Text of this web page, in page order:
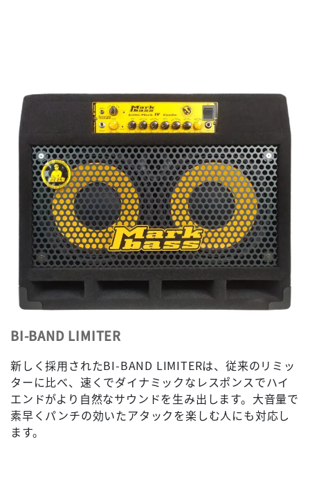
BI-BAND LIMITER
新しく採用されたBI-BAND LIMITERは、従来のリミッ
ターに比べ、速くでダイナミックなレスポンスでハイ
エンドがより自然なサウンドを生み出します。大音量で
素早くパンチの効いたアタックを楽しむ人にも対応し
ます。